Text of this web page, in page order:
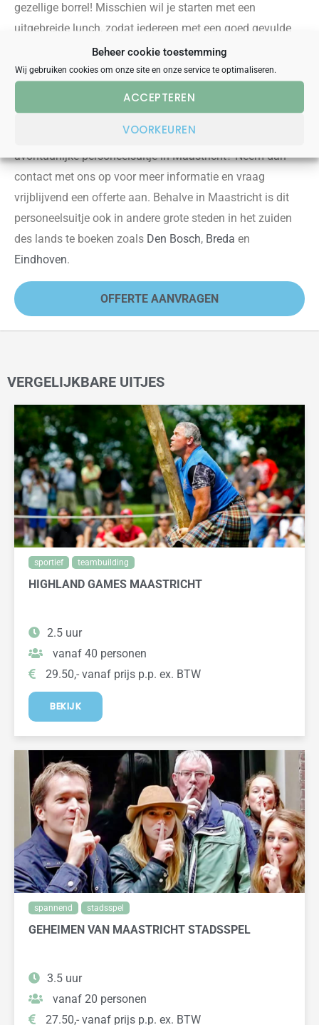
Beheer cookie toestemming
Wij gebruiken cookies om onze site en onze service te optimaliseren.
ACCEPTEREN
VOORKEUREN
gezellige borrel! Misschien wil je starten met een
uitgebreide lunch, zodat iedereen met een goed gevulde
maag aan het spel begint? Deze mooie dag in Maastricht
is geheel op maat en naar wens samen te stellen.
OFFERTEAANVRAAG
Heb je interesse gekregen in dit bijzondere en
avontuurlijke personeelsuitje in Maastricht? Neem dan
contact met ons op voor meer informatie en vraag
vrijblijvend een offerte aan. Behalve in Maastricht is dit
personeelsuitje ook in andere grote steden in het zuiden
des lands te boeken zoals Den Bosch, Breda en
Eindhoven.
OFFERTE AANVRAGEN
VERGELIJKBARE UITJES
sportief teambuilding
HIGHLAND GAMES MAASTRICHT
2.5 uur
vanaf 40 personen
29.50,- vanaf prijs p.p. ex. BTW
BEKIJK
spannend stadsspel
GEHEIMEN VAN MAASTRICHT STADSSPEL
3.5 uur
vanaf 20 personen
27.50,- vanaf prijs p.p. ex. BTW